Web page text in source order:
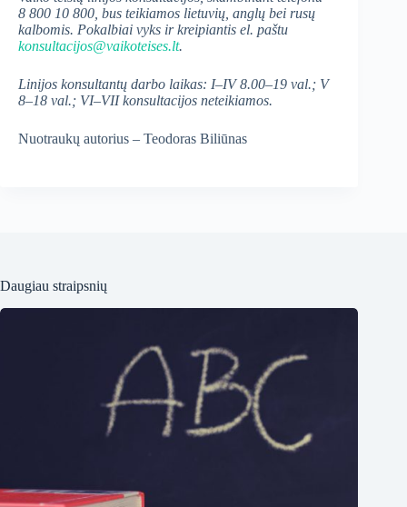
8 800 10 800, bus teikiamos lietuvių, anglų bei rusų
kalbomis. Pokalbiai vyks ir kreipiantis el. paštu
konsultacijos@vaikoteises.lt.
Linijos konsultantų darbo laikas: I–IV8.00–19 val.; V
8–18 val.; VI–VII konsultacijos neteikiamos.
Nuotraukų autorius – Teodoras Biliūnas
Daugiau straipsnių